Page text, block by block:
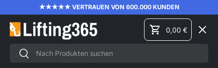
DIREKT ZUM INHALT
★★★★★ VERTRAUEN VON 600.000 KUNDEN
Suchen
Suchen
Einkaufswagen
0,00 €
Menü